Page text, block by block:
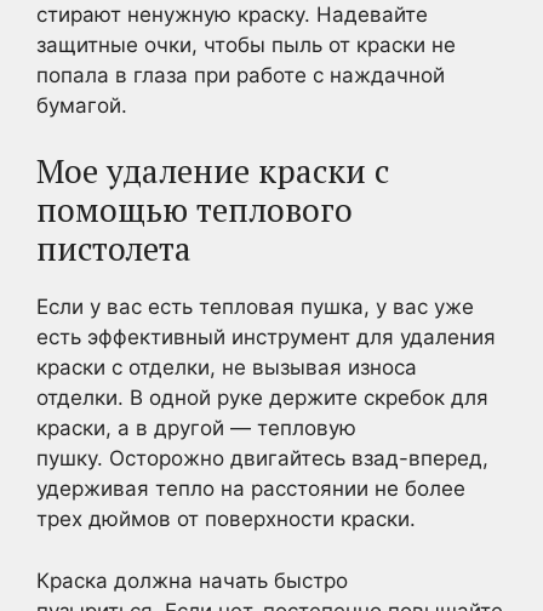
стирают ненужную краску. Надевайте
защитные очки, чтобы пыль от краски не
попала в глаза при работе с наждачной
бумагой.
Мое удаление краски с
помощью теплового
пистолета
Если у вас есть тепловая пушка, у вас уже
есть эффективный инструмент для удаления
краски с отделки, не вызывая износа
отделки. В одной руке держите скребок для
краски, а в другой — тепловую
пушку. Осторожно двигайтесь взад-вперед,
удерживая тепло на расстоянии не более
трех дюймов от поверхности краски.
Краска должна начать быстро